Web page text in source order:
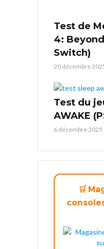
Test de
4:
Switch)
20 décembre
Test du
AWAKE
6 décembre 2025
🛒